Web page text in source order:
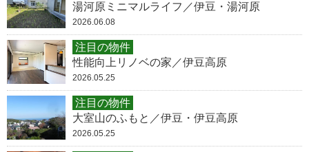
湯河原ミニマルライフ／伊豆・湯河原
2026.06.08
注目の物件
性能向上リノベの家／伊豆高原
2026.05.25
注目の物件
大室山のふもと／伊豆・伊豆高原
2026.05.25